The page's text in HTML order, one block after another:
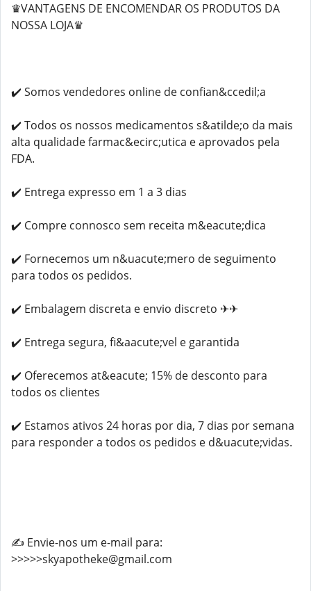
♛VANTAGENS DE ENCOMENDAR OS PRODUTOS DA
NOSSA LOJA♛
✔️ Somos vendedores online de confian&ccedil;a
✔️ Todos os nossos medicamentos s&atilde;o da mais
alta qualidade farmac&ecirc;utica e aprovados pela
FDA.
✔️ Entrega expresso em 1 a 3 dias
✔️ Compre connosco sem receita m&eacute;dica
✔️ Fornecemos um n&uacute;mero de seguimento
para todos os pedidos.
✔️ Embalagem discreta e envio discreto ✈✈
✔️ Entrega segura, fi&aacute;vel e garantida
✔️ Oferecemos at&eacute; 15% de desconto para
todos os clientes
✔️ Estamos ativos 24 horas por dia, 7 dias por semana
para responder a todos os pedidos e d&uacute;vidas.
✍️ Envie-nos um e-mail para:
>>>>>skyapotheke@gmail.com